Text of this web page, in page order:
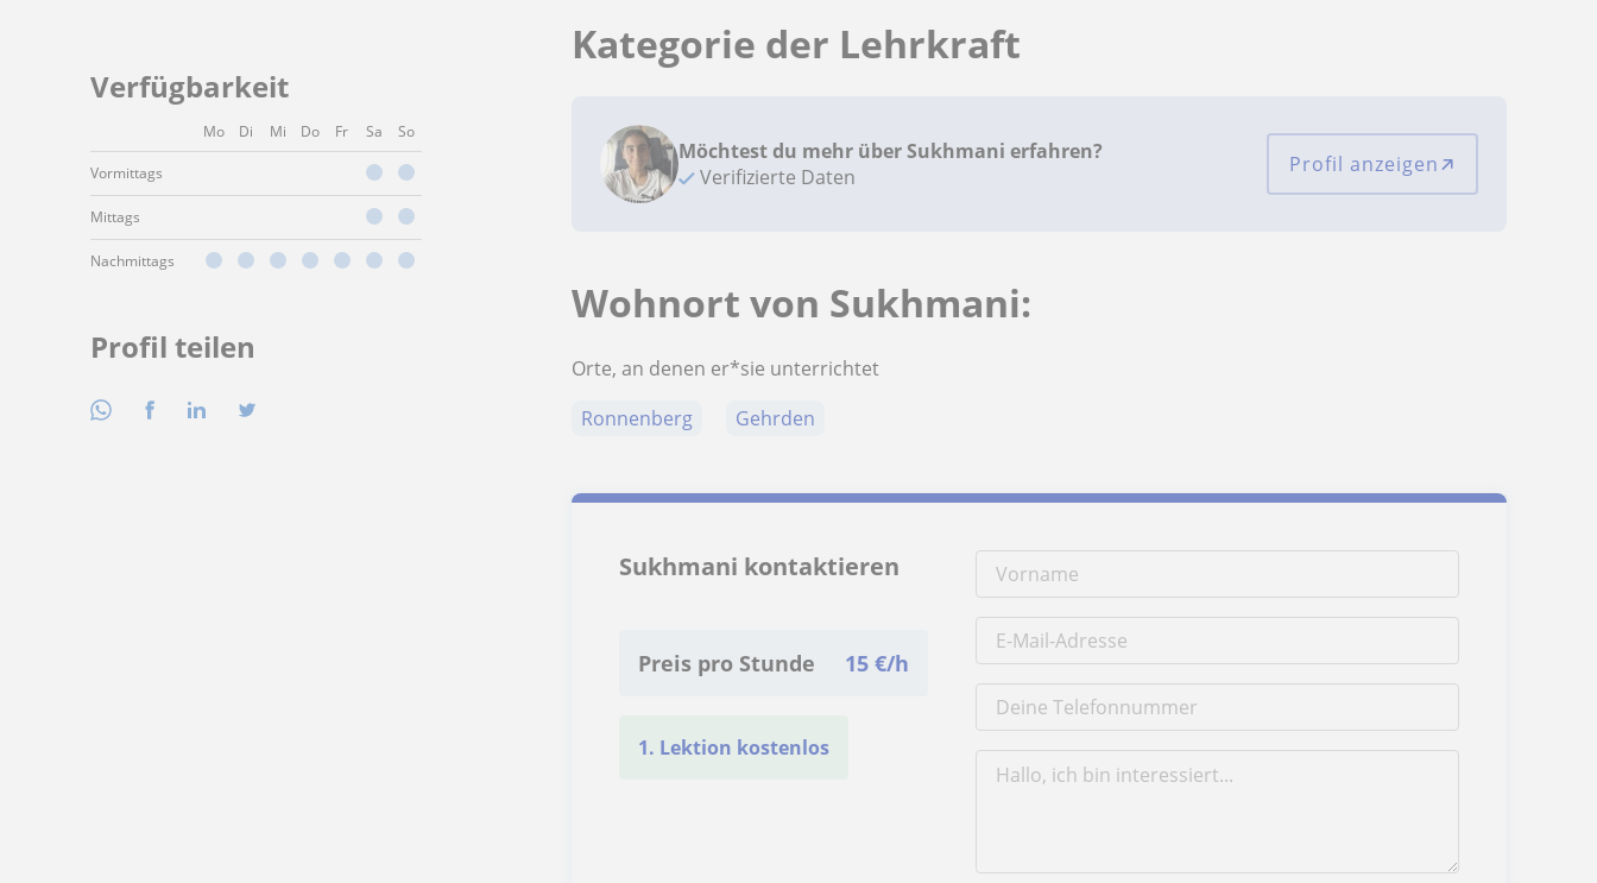
Verfügbarkeit
Mo Di Mi Do Fr Sa So
Vormittags
Mittags
Nachmittags
Profil teilen
Kategorie der Lehrkraft
Möchtest du mehr über Sukhmani erfahren?
Verifizierte Daten
Profil anzeigen
Wohnort von Sukhmani:
Orte, an denen er*sie unterrichtet
Ronnenberg
Gehrden
Sukhmani kontaktieren
Preis pro Stunde 15 €/h
1. Lektion kostenlos